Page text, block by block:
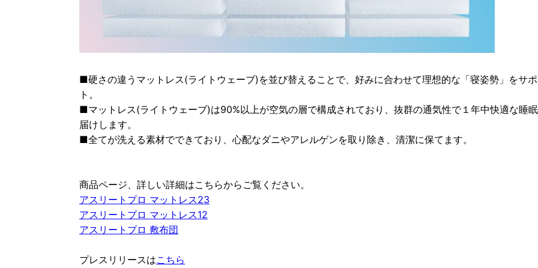
■硬さの違うマットレス(ライトウェーブ)を並び替えることで、好みに合わせて理想的な「寝姿勢」をサ
ト。
■マットレス(ライトウェーブ)は90%以上が空気の層で構成されており、抜群の通気性で１年中快適な睡
届けします。
■全てが洗える素材でできており、心配なダニやアレルゲンを取り除き、清潔に保てます。
商品ページ、詳しい詳細はこちらからご覧ください。
アスリートプロ マットレス23
アスリートプロ マットレス12
アスリートプロ 敷布団
プレスリリースはこちら